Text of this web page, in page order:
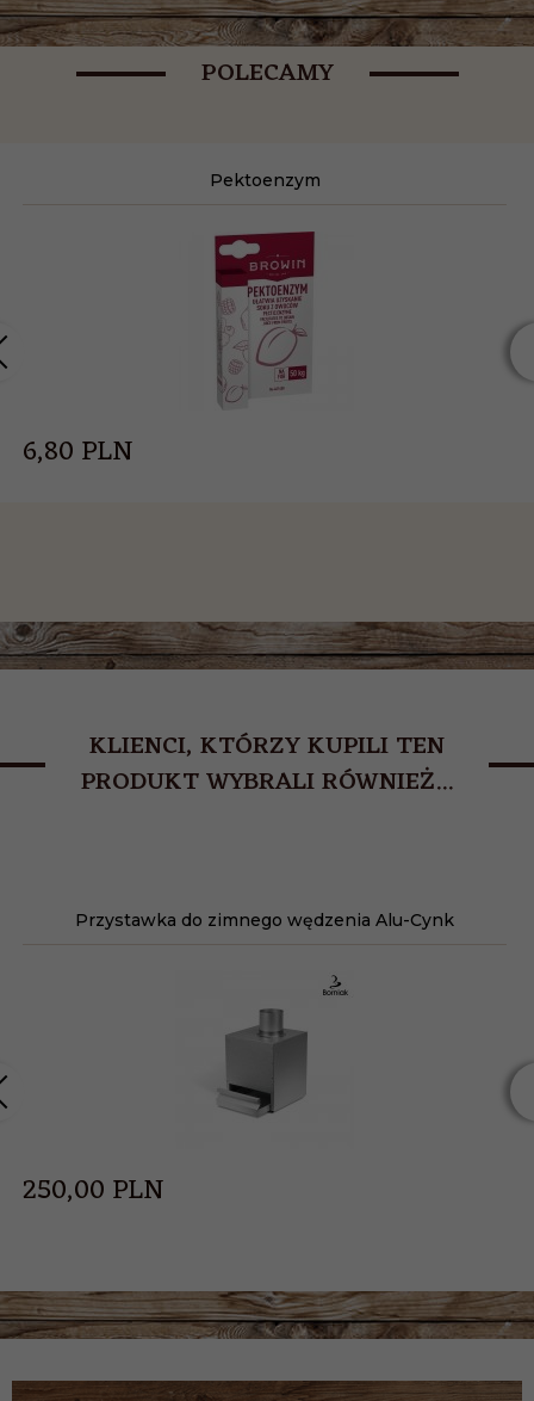
POLECAMY
Pektoenzym
6,80PLN
KLIENCI, KTÓRZY KUPILI TEN
PRODUKT WYBRALI RÓWNIEŻ...
Przystawka do zimnego wędzenia Alu-Cynk
250,00PLN